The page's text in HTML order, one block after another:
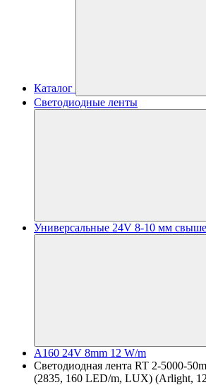
Каталог
Светодиодные ленты
Универсальные 24V 8-10 мм
A160 24V 8mm 12 W/m
Светодиодная лента RT 2-5000-
(2835, 160 LED/m, LUX) (Arlight,